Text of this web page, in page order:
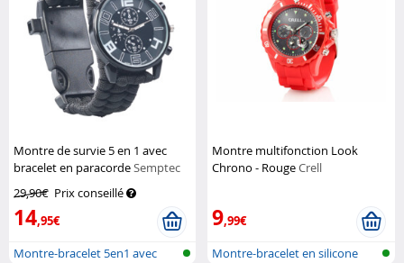
Montre de survie 5 en 1 avec
bracelet en paracordeSemptec
29,90€ Prix conseillé
14,95€
Montre-bracelet 5en1 avec
Montre multifonction Look
Chrono - RougeCrell
9,99€
Montre-bracelet en silicone